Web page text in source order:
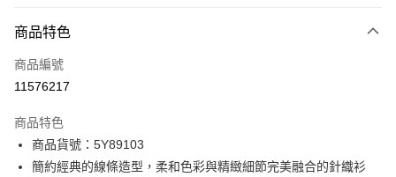
信用卡一次付款
信用卡分期付款
合作金庫商業銀行
華南商業銀行
上海商業儲蓄銀行
台北富邦商業銀行
LINE Pay
Apple Pay
商品特色
商品編號
11576217
商品特色
商品貨號：5Y89103
簡約經典的線條造型，柔和色彩與精緻細節完美融合的針織衫